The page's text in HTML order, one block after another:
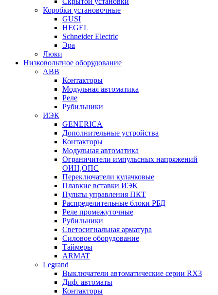
Коробки установочные
GUSI
HEGEL
Schneider Electric
Эра
Люки
Низковольтное оборудование
ABB
Контакторы
Модульная автоматика
Реле
Рубильники
ИЭК
GENERICA
Дополнительные устройства
Контакторы
Модульная автоматика
Ограничители импульсных напряжений
ОИН,ОПС
Переключатели кулачковые
Плавкие вставки ИЭК
Пульты управления ПКТ
Распределительные блоки РБД
Реле промежуточные
Рубильники
Светосигнальная арматура
Силовое оборудование
Таймеры
ARMAT
Legrand
Выключатели автоматические серии RX3
Диф. автоматы
Контакторы